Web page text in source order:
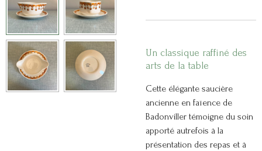
Un classique raffiné des
arts de la table
Cette élégante saucière
ancienne en faïence de
Badonviller témoigne du soin
apporté autrefois à la
présentation des repas et à